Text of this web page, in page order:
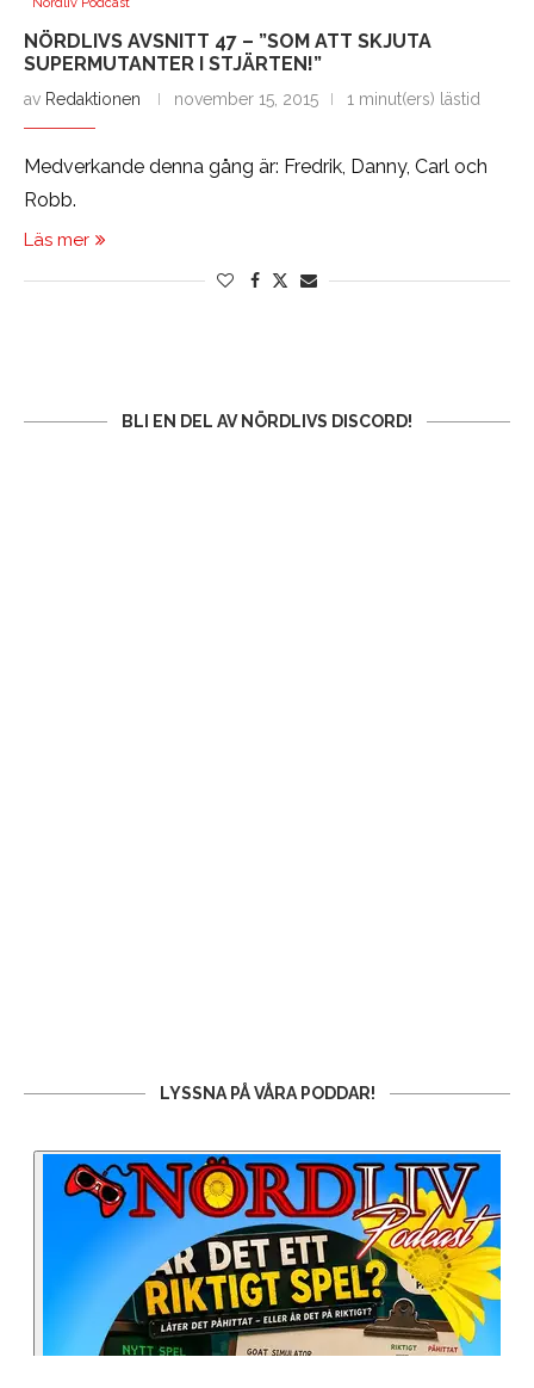
NÖRDLIVS AVSNITT 47 – ”SOM ATT SKJUTA
SUPERMUTANTER I STJÄRTEN!”
av Redaktionen november 15, 2015 1 minut(ers) lästid
Medverkande denna gång är: Fredrik, Danny, Carl och
Robb.
Läs mer
BLI EN DEL AV NÖRDLIVS DISCORD!
LYSSNA PÅ VÅRA PODDAR!